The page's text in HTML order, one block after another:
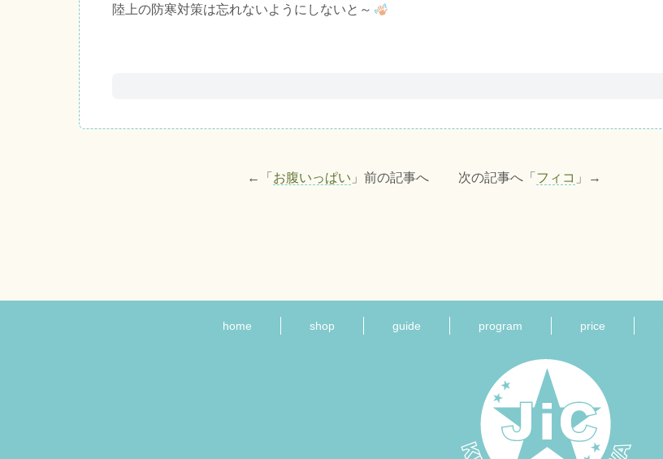
陸上の防寒対策は忘れないようにしないと～
←「 お腹いっぱい 」前の記事へ 次の記事へ「 フィコ 」→
home shop guide program price